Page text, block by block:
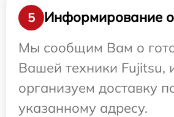
5
Информирование о
Мы сообщим Вам о
Вашей техники Fujitsu,
организуем доставку
указанному адресу.